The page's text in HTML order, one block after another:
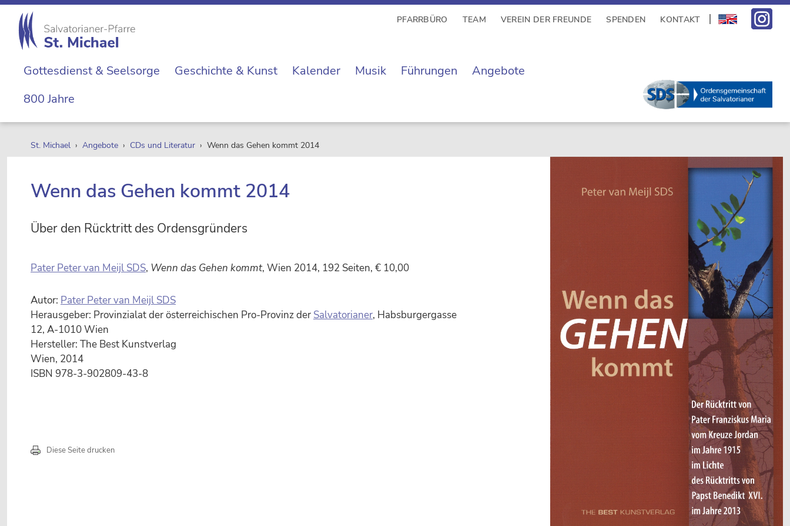
Zur
Hauptnavigation
springen
Skip
main
Zur
Hauptsidebar
springen
Zur
Fußzeile
springen
Michael
Michaelerkirche
im
Zentrum
Wiens
PFARRBÜRO TEAM VEREIN DER FREUNDE SPENDEN KONTAKT
Gottesdienst & Seelsorge Geschichte & Kunst Kalender Musik Führungen
Angebote
800 Jahre
St. Michael › Angebote › CDs und Literatur › Wenn das Gehen kommt 2014
Wenn das Gehen kommt 2014
Über den Rücktritt des Ordensgründers
Pater Peter van Meijl SDS, Wenn das Gehen kommt, Wien 2014, 192 Seiten, € 10,00
Autor: Pater Peter van Meijl SDS
Herausgeber: Provinzialat der österreichischen Pro-Provinz der Salvatorianer, Habsburgergasse
12, A-1010 Wien
Hersteller: The Best Kunstverlag
Wien, 2014
ISBN 978-3-902809-43-8
Diese Seite drucken